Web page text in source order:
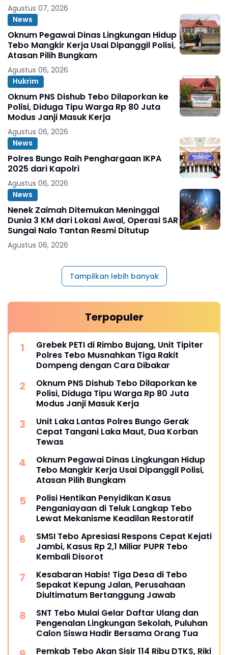
Agustus 07, 2026
News
Oknum Pegawai Dinas Lingkungan Hidup
Tebo Mangkir Kerja Usai Dipanggil Polisi,
Atasan Pilih Bungkam
Agustus 06, 2026
Hukrim
Oknum PNS Dishub Tebo Dilaporkan ke
Polisi, Diduga Tipu Warga Rp 80 Juta
Modus Janji Masuk Kerja
Agustus 06, 2026
News
Polres Bungo Raih Penghargaan IKPA
2025 dari Kapolri
Agustus 06, 2026
News
Nenek Zaimah Ditemukan Meninggal
Dunia 3 KM dari Lokasi Awal, Operasi SAR
Sungai Nalo Tantan Resmi Ditutup
Agustus 06, 2026
Tampilkan lebih banyak
Terpopuler
Grebek PETI di Rimbo Bujang, Unit Tipiter
Polres Tebo Musnahkan Tiga Rakit
Dompeng dengan Cara Dibakar
Oknum PNS Dishub Tebo Dilaporkan ke
Polisi, Diduga Tipu Warga Rp 80 Juta
Modus Janji Masuk Kerja
Unit Laka Lantas Polres Bungo Gerak
Cepat Tangani Laka Maut, Dua Korban
Tewas
Oknum Pegawai Dinas Lingkungan Hidup
Tebo Mangkir Kerja Usai Dipanggil Polisi,
Atasan Pilih Bungkam
Polisi Hentikan Penyidikan Kasus
Penganiayaan di Teluk Langkap Tebo
Lewat Mekanisme Keadilan Restoratif
SMSI Tebo Apresiasi Respons Cepat Kejati
Jambi, Kasus Rp 2,1 Miliar PUPR Tebo
Kembali Disorot
Kesabaran Habis! Tiga Desa di Tebo
Sepakat Kepung Jalan, Perusahaan
Diultimatum Bertanggung Jawab
SNT Tebo Mulai Gelar Daftar Ulang dan
Pengenalan Lingkungan Sekolah, Puluhan
Calon Siswa Hadir Bersama Orang Tua
Pemkab Tebo Akan Sisir 114 Ribu DTKS, Riki